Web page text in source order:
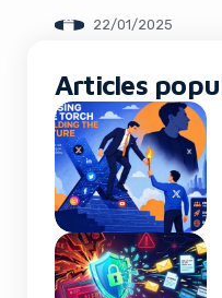
Construire une
initiée avec un
22/01/2025
Articles
Yes, I will